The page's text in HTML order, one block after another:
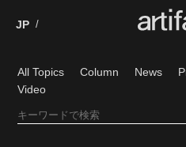
All Topics Column News
Video